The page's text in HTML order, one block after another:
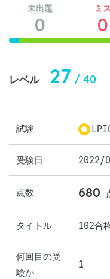
未出題
0
ミス
0
レベル 27 / 40
試験
受験日 2022/
点数 680
タイトル 102合
何回目の受
験か
1